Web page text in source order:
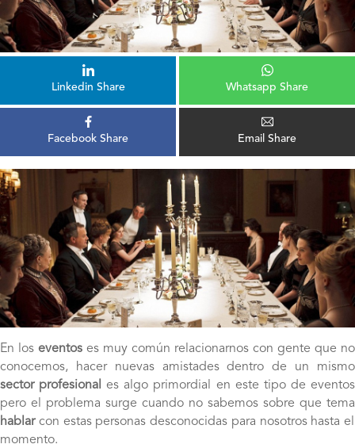
Linkedin Share Whatsapp Share
Facebook Share Email Share
En los eventos es muy común relacionarnos con gente que no
conocemos, hacer nuevas amistades dentro de un mismo
sector profesional es algo primordial en este tipo de eventos
pero el problema surge cuando no sabemos sobre que tema
hablarcon estas personas desconocidas para nosotros hasta el
momento.